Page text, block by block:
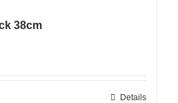
38cm
Details